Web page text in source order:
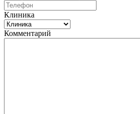
Клиника
Комментарий